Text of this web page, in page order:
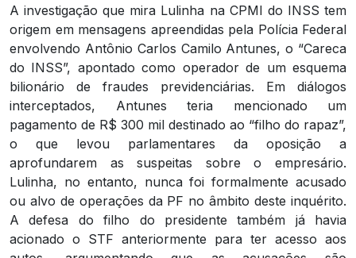
A investigação que mira Lulinha na CPMI do INSS tem
origem em mensagens apreendidas pela Polícia Federal
envolvendo Antônio Carlos Camilo Antunes, o “Careca
do INSS”, apontado como operador de um esquema
bilionário de fraudes previdenciárias. Em diálogos
interceptados, Antunes teria mencionado um
pagamento de R$ 300 mil destinado ao “filho do rapaz”,
o que levou parlamentares da oposição a
aprofundarem as suspeitas sobre o empresário.
Lulinha, no entanto, nunca foi formalmente acusado
ou alvo de operações da PF no âmbito deste inquérito.
A defesa do filho do presidente também já havia
acionado o STF anteriormente para ter acesso aos